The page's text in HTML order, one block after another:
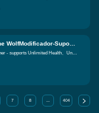
Battle Realms + Winter of the WolfModificador-Suporte Vida infinita、Força física infinita、Construção instantânea Funções iguais
Battle Realms + Winter of the Wolf trainer - supports Unlimited Health、Unlimited Stamina、Instant Construction
7 8 ... 404